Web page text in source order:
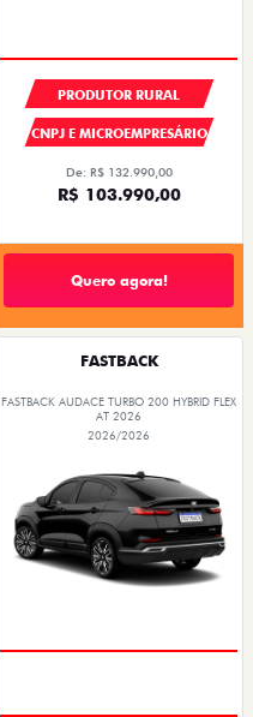
PRODUTOR RURAL
CNPJ E MICROEMPRESÁRIO
De: R$ 132.990,00
R$ 103.990,00
Quero agora!
FASTBACK
FASTBACK AUDACE TURBO 200 HYBRID FLEX
AT 2026
2026/2026